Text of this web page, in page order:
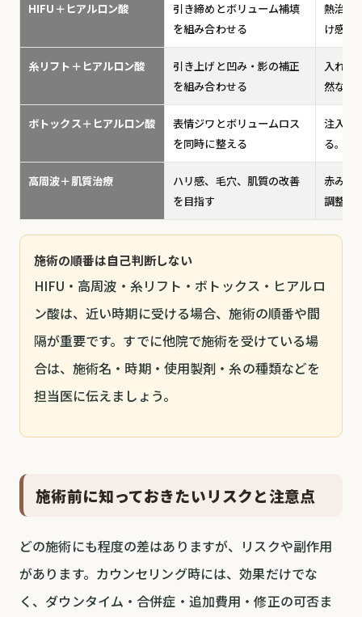
HIFU＋ヒアルロン酸
引き締めとボリューム補填
を組み合わせる
熱治療
け感が
糸リフト＋ヒアルロン酸
引き上げと凹み・影の補正
を組み合わせる
入れす
然なデ
ボトックス＋ヒアルロン酸
表情ジワとボリュームロス
を同時に整える
注入部
る。過
高周波＋肌質治療
ハリ感、毛穴、肌質の改善
を目指す
赤み・
調整す
施術の順番は自己判断しない
HIFU・高周波・糸リフト・ボトックス・ヒアルロ
ン酸は、近い時期に受ける場合、施術の順番や間
隔が重要です。すでに他院で施術を受けている場
合は、施術名・時期・使用製剤・糸の種類などを
担当医に伝えましょう。
施術前に知っておきたいリスクと注意点
どの施術にも程度の差はありますが、リスクや副作用
があります。カウンセリング時には、効果だけでな
く、ダウンタイム・合併症・追加費用・修正の可否ま